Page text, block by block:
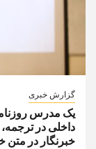
گزارش خبری
یک مدرس
داخلی در
خبرنگار در متن